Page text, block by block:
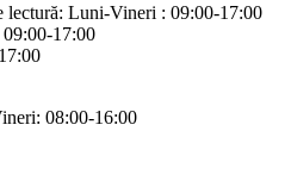
lectură: Luni-Vineri : 09:00-17:00
17:00
08:00-16:00